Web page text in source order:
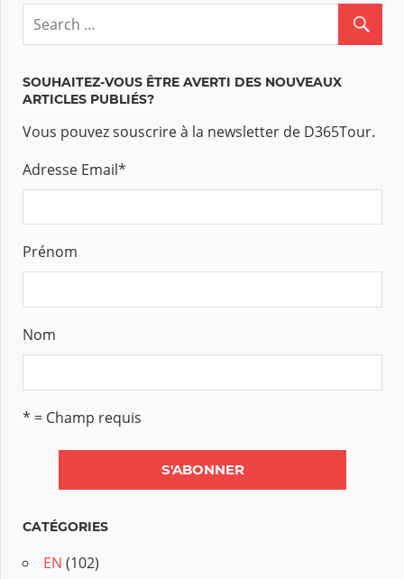
SOUHAITEZ-VOUS ÊTRE AVERTI DES NOUVEAUX
ARTICLES PUBLIÉS?
Vous pouvez souscrire à la newsletter de D365Tour.
Adresse Email*
Prénom
Nom
* = Champ requis
CATÉGORIES
EN (102)